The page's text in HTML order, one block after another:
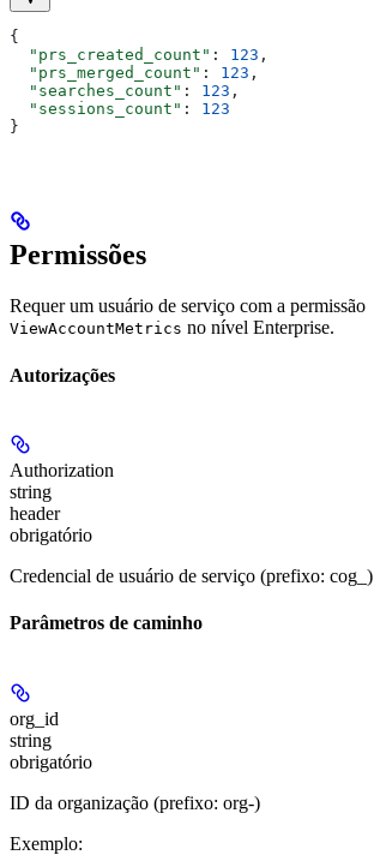
{
  "prs_created_count"
: 123 ,
  "prs_merged_count"
: 123 ,
  "searches_count"
: 123 ,
  "sessions_count"
: 123
}
Permissões
Requer um usuário de serviço com a permissão
ViewAccountMetrics no nível Enterprise.
Autorizações
Authorization
string
header
obrigatório
Credencial de usuário de serviço (prefixo: cog_)
Parâmetros de caminho
org_id
string
obrigatório
ID da organização (prefixo: org-)
Exemplo: